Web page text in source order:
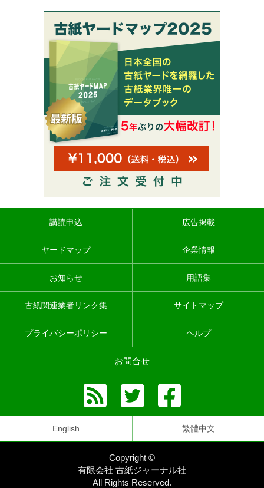
講読申込 広告掲載
ヤードマップ 企業情報
お知らせ 用語集
古紙関連業者リンク集 サイトマップ
プライバシーポリシー ヘルプ
お問合せ
English 繁體中文
Copyright ©
有限会社 古紙ジャーナル社
All Rights Reserved.